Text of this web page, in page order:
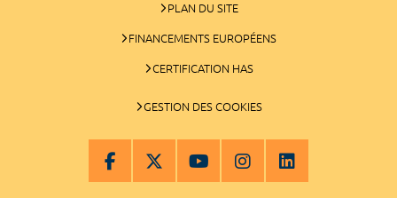
PLAN DU SITE
FINANCEMENTS EUROPÉENS
CERTIFICATION HAS
GESTION DES COOKIES